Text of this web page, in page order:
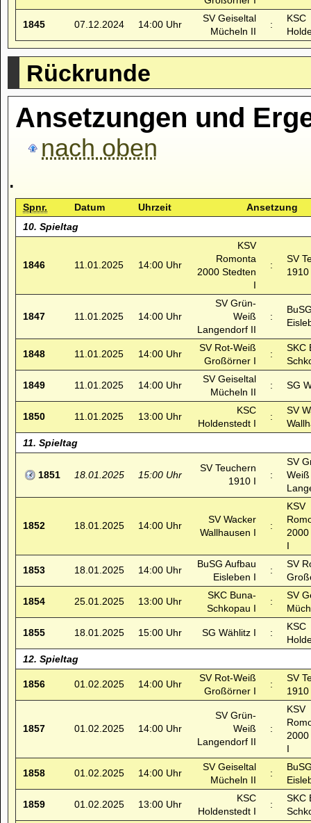
1845 07.12.2024 14:00 Uhr
SV Geiseltal
Mücheln II
:
KSC
Rückrunde
Ansetzungen und
nach oben
.
Spnr. Datum Uhrzeit
Ansetzung
10. Spieltag
1846 11.01.2025 14:00 Uhr
KSV
Romonta
2000 Stedten
I
:
SV
1910
1847 11.01.2025 14:00 Uhr
SV Grün-
Weiß
Langendorf II
:
1848 11.01.2025 14:00 Uhr
SV Rot-Weiß
Großörner I
:
SKC
1849 11.01.2025 14:00 Uhr
SV Geiseltal
Mücheln II
: SG
1850 11.01.2025 13:00 Uhr
KSC
Holdenstedt I
:
SV
11. Spieltag
1851 18.01.2025 15:00 Uhr
SV Teuchern
1910 I
:
SV
Weiß
1852 18.01.2025 14:00 Uhr
SV Wacker
Wallhausen I
:
KSV
I
1853 18.01.2025 14:00 Uhr
BuSG Aufbau
Eisleben I
:
SV
1854 25.01.2025 13:00 Uhr
SKC Buna-
Schkopau I
:
SV
1855 18.01.2025 15:00 Uhr SG Wählitz I :
KSC
12. Spieltag
1856 01.02.2025 14:00 Uhr
SV Rot-Weiß
Großörner I
:
SV
1910
1857 01.02.2025 14:00 Uhr
SV Grün-
Weiß
Langendorf II
:
KSV
I
1858 01.02.2025 14:00 Uhr
SV Geiseltal
Mücheln II
:
1859 01.02.2025 13:00 Uhr
KSC
Holdenstedt I
:
SKC